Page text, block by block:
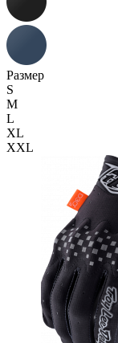
Размер
S
M
L
XL
XXL